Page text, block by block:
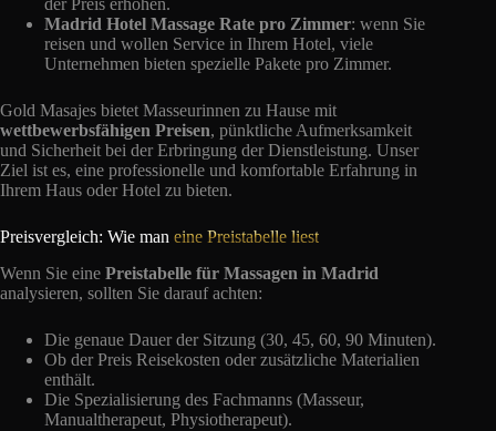
der Preis erhöhen.
Madrid Hotel Massage Rate pro Zimmer: wenn Sie
reisen und wollen Service in Ihrem Hotel, viele
Unternehmen bieten spezielle Pakete pro Zimmer.
Gold Masajes bietet Masseurinnen zu Hause mit
wettbewerbsfähigen Preisen, pünktliche Aufmerksamkeit
und Sicherheit bei der Erbringung der Dienstleistung. Unser
Ziel ist es, eine professionelle und komfortable Erfahrung in
Ihrem Haus oder Hotel zu bieten.
Preisvergleich: Wie man eine Preistabelle liest
Wenn Sie eine Preistabelle für Massagen in Madrid
analysieren, sollten Sie darauf achten:
Die genaue Dauer der Sitzung (30, 45, 60, 90 Minuten).
Ob der Preis Reisekosten oder zusätzliche Materialien
enthält.
Die Spezialisierung des Fachmanns (Masseur,
Manualtherapeut, Physiotherapeut).